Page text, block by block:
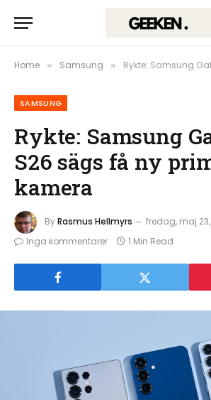
Home » Samsung » Rykte: Samsung Galaxy
SAMSUNG
Rykte: Samsung
S26 sägs få ny
kamera
ByRasmus Hellmyrs
fredag, maj 23,
Inga kommentarer
1 Min Read